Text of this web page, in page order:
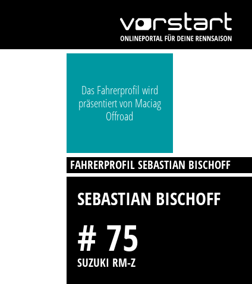
Das Fahrerprofil wird
präsentiert von Maciag
Offroad
FAHRERPROFIL SEBASTIAN BISCHOFF
SEBASTIAN BISCHOFF
# 75
SUZUKI RM-Z